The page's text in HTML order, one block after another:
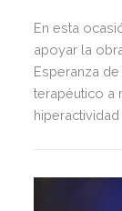
En esta
apoyar la
Esperanza
terapéutico a
Arenas
Exterior,